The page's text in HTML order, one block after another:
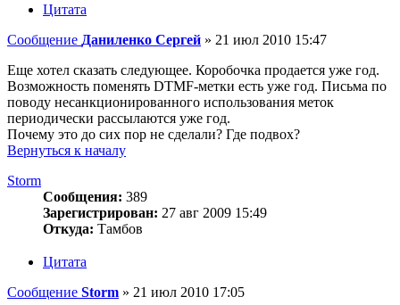
Цитата
Сообщение Даниленко Сергей » 21 июл 2010 15:47
Еще хотел сказать следующее. Коробочка продается уже год.
Возможность поменять DTMF-метки есть уже год. Письма по
поводу несанкционированного использования меток
периодически рассылаются уже год.
Почему это до сих пор не сделали? Где подвох?
Вернуться к началу
Storm
Сообщения: 389
Зарегистрирован: 27 авг 2009 15:49
Откуда: Тамбов
Цитата
Сообщение Storm » 21 июл 2010 17:05